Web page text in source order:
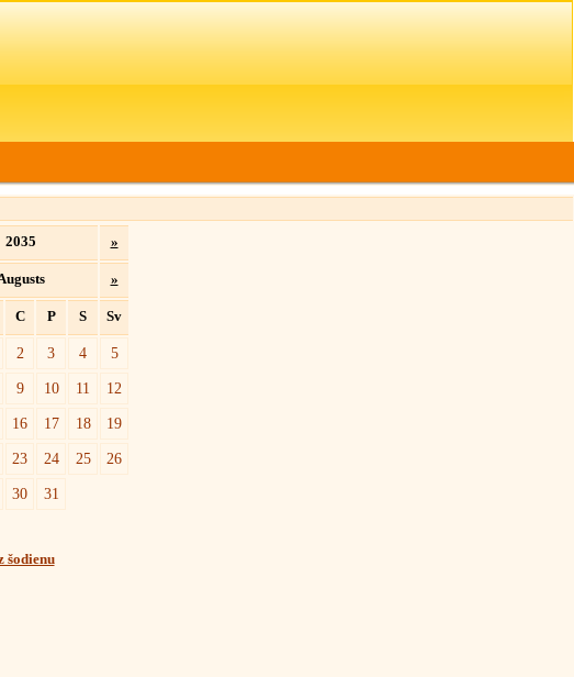
2035 »
»
C P S Sv
2 3 4
5
9 10 11
12
16 17 18
19
23 24 25
26
30 31
šodienu